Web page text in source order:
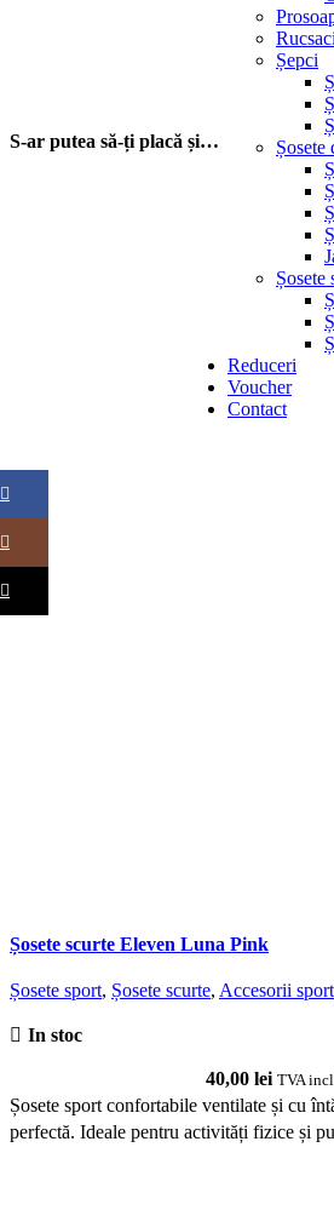
Șepci
Șosete
Șosete
Reduceri
Voucher
Contact
S-ar putea să-ți placă și…
Șosete scurte Eleven Luna Pink
Șosete sport, Șosete scurte, Accesorii sport
In stoc
40,00lei TVA
Șosete sport confortabile ventilate și cu
perfectă. Ideale pentru activități fizice și